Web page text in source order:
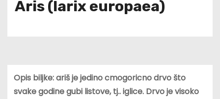
Aris (larix europaea)
Opis biljke: ariš je jedino cmogoricno drvo što
svake godine gubi listove, tj.. iglice. Drvo je visoko